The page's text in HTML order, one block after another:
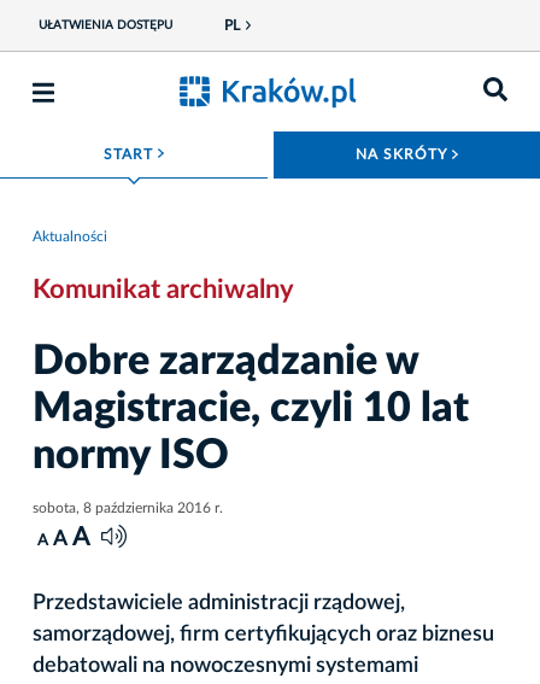
UŁATWIENIA DOSTĘPU PL
START ROZWIŃ MENU NA SKRÓTY
Aktualności
Komunikat archiwalny
Dobre zarządzanie w
Magistracie, czyli 10 lat
normy ISO
sobota, 8 października 2016 r.
A A A
Przedstawiciele administracji rządowej,
samorządowej, firm certyfikujących oraz biznesu
debatowali na nowoczesnymi systemami